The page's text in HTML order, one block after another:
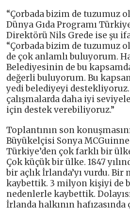
“Çorbada bizim de tuzumuz
Dünya Gıda Programı
Direktörü Nils Grede ise şu
“Çorbada bizim de tuzumuz
de çok anlamlı buluyorum.
Belediyesinin de bu
değerli buluyorum. Bu
yedi belediyeyi destekliyoruz.
çalışmalarda daha iyi
için destek verebiliyoruz.”
Toplantının son
Büyükelçisi Sonya
Türkiye’den çok farklı bir
Çok küçük bir ülke. 1847
bir açlık İrlanda’yı vurdu. Bir
kaybettik. 3 milyon kişiyi de
nedenlerle kaybettik.
İrlanda halkının hafızasında